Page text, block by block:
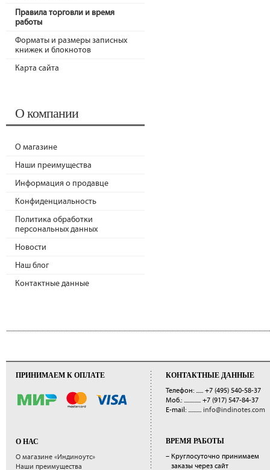
Правила торговли и время
работы
Форматы и размеры записных
книжек и блокнотов
Карта сайта
О компании
О магазине
Наши преимущества
Информация о продавце
Конфиденциальность
Политика обработки
персональных данных
Новости
Наш блог
Контактные данные
ПРИНИМАЕМ К ОПЛАТЕ
О НАС
О магазине «Индиноутс»
Наши преимущества
КОНТАКТНЫЕ ДАННЫЕ
Телефон: ...... +7 (495) 540-58-37
Моб.: .............. +7 (917) 547-84-37
E-mail: ........... info@indinotes.com
ВРЕМЯ РАБОТЫ
– Круглосуточно принимаем
заказы через сайт